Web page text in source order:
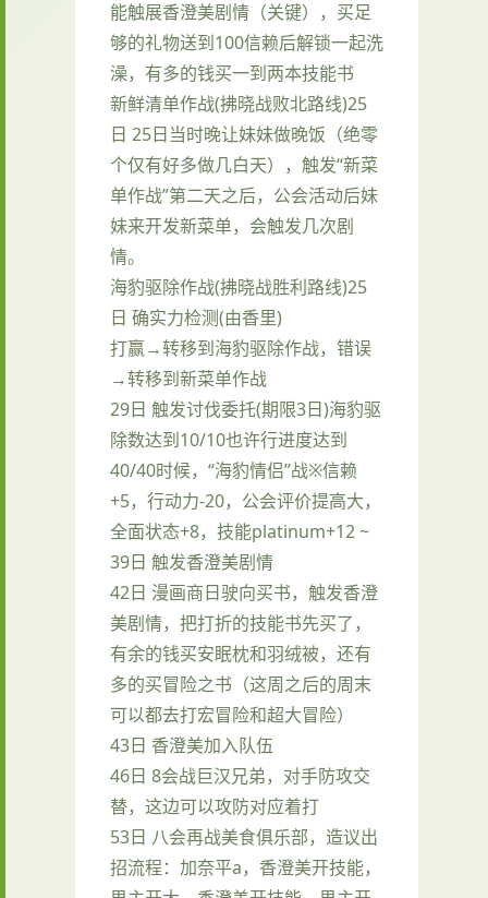
能触展香澄美剧情（关键），买足
够的礼物送到100信赖后解锁一起洗
澡，有多的钱买一到两本技能书
新鲜清单作战(拂晓战败北路线)25
日 25日当时晚让妹妹做晚饭（绝零
个仅有好多做几白天），触发“新菜
单作战”第二天之后，公会活动后妹
妹来开发新菜单，会触发几次剧
情。
海豹驱除作战(拂晓战胜利路线)25
日 确实力检测(由香里)
打赢→转移到海豹驱除作战，错误
→转移到新菜单作战
29日 触发讨伐委托(期限3日)海豹驱
除数达到10/10也许行进度达到
40/40时候，“海豹情侣”战※信赖
+5，行动力-20，公会评价提高大，
全面状态+8，技能platinum+12 ~
39日 触发香澄美剧情
42日 漫画商日驶向买书，触发香澄
美剧情，把打折的技能书先买了，
有余的钱买安眠枕和羽绒被，还有
多的买冒险之书（这周之后的周末
可以都去打宏冒险和超大冒险）
43日 香澄美加入队伍
46日 8会战巨汉兄弟，对手防攻交
替，这边可以攻防对应着打
53日 八会再战美食俱乐部，造议出
招流程：加奈平a，香澄美开技能，